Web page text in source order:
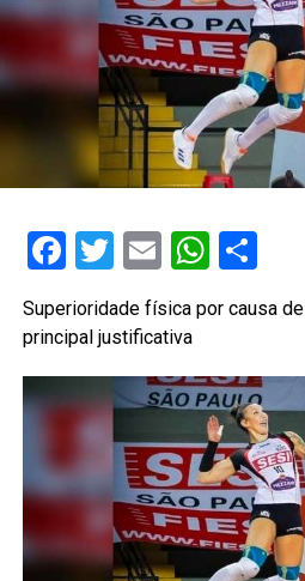
Facebook
Twitter
Email
Superioridade física por causa
principal justificativa